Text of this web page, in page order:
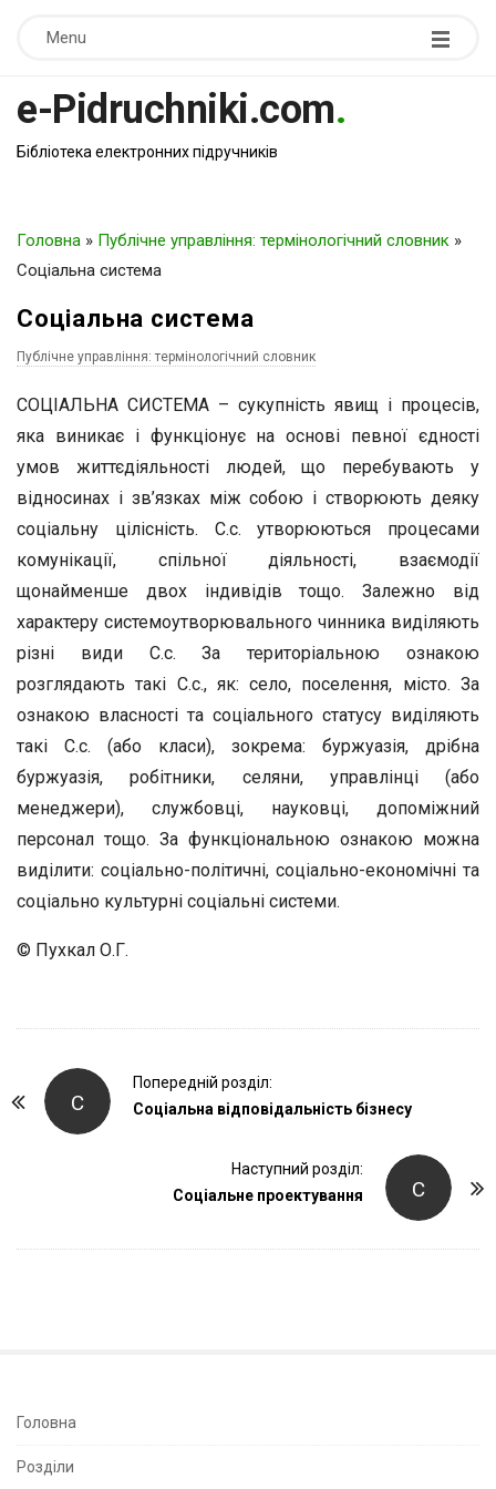
Menu
e-Pidruchniki.com.
Бібліотека електронних підручників
Головна » Публічне управління: термінологічний словник »
Соціальна система
Соціальна система
Публічне управління: термінологічний словник
СОЦІАЛЬНА СИСТЕМА – сукупність явищ і процесів,
яка виникає і функціонує на основі певної єдності
умов життєдіяльності людей, що перебувають у
відносинах і зв’язках між собою і створюють деяку
соціальну цілісність. С.с. утворюються процесами
комунікації, спільної діяльності, взаємодії
щонайменше двох індивідів тощо. Залежно від
характеру системоутворювального чинника виділяють
різні види С.с. За територіальною ознакою
розглядають такі С.с., як: село, поселення, місто. За
ознакою власності та соціального статусу виділяють
такі С.с. (або класи), зокрема: буржуазія, дрібна
буржуазія, робітники, селяни, управлінці (або
менеджери), службовці, науковці, допоміжний
персонал тощо. За функціональною ознакою можна
виділити: соціально-політичні, соціально-економічні та
соціально культурні соціальні системи.
© Пухкал О.Г.
С
Попередній розділ:
Соціальна відповідальність бізнесу
С
Наступний розділ:
Соціальне проектування
S
Головна
Розділи